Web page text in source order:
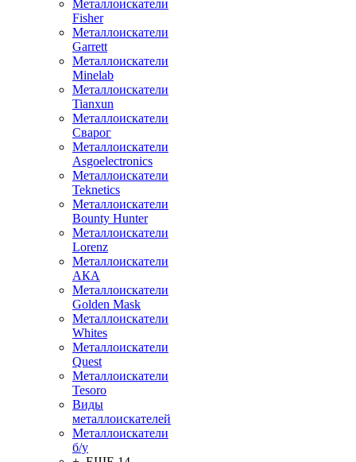
Металлоискатели
Fisher
Металлоискатели
Garrett
Металлоискатели
Minelab
Металлоискатели
Tianxun
Металлоискатели
Сварог
Металлоискатели
Asgoelectronics
Металлоискатели
Teknetics
Металлоискатели
Bounty Hunter
Металлоискатели
Lorenz
Металлоискатели
АКА
Металлоискатели
Golden Mask
Металлоискатели
Whites
Металлоискатели
Quest
Металлоискатели
Tesoro
Виды
металлоискателей
Металлоискатели
б/у